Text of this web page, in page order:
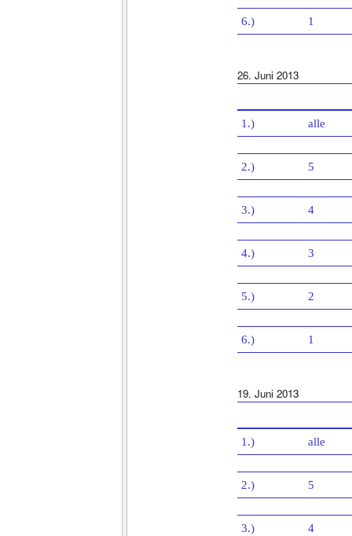
6.) 1
26. Juni 2013
1.) alle
2.) 5
3.) 4
4.) 3
5.) 2
6.) 1
19. Juni 2013
1.) alle
2.) 5
3.) 4